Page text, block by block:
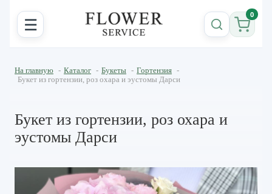
☰ 0
На главную - Каталог - Букеты - Гортензия -
Букет из гортензии, роз охара и эустомы Дарси
Букет из гортензии, роз охара и
эустомы Дарси